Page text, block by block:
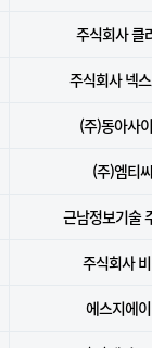
주식회사 클
주식회사 넥
(주)동아사
(주)엠티
근남정보기술
주식회사
에스지에